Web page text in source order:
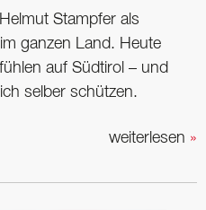
Stampfer als
ganzen Land. Heute
auf Südtirol – und
selber schützen.
weiterlesen »